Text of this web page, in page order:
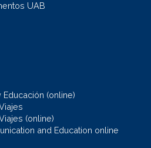
UAB
(online)
(online)
and Education online